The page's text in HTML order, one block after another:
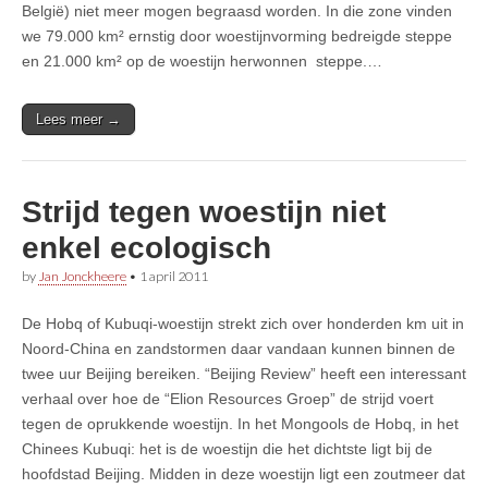
België) niet meer mogen begraasd worden. In die zone vinden
we 79.000 km² ernstig door woestijnvorming bedreigde steppe
en 21.000 km² op de woestijn herwonnen steppe.…
Lees meer →
Strijd tegen woestijn niet
enkel ecologisch
by Jan Jonckheere • 1 april 2011
De Hobq of Kubuqi-woestijn strekt zich over honderden km uit in
Noord-China en zandstormen daar vandaan kunnen binnen de
twee uur Beijing bereiken. “Beijing Review” heeft een interessant
verhaal over hoe de “Elion Resources Groep” de strijd voert
tegen de oprukkende woestijn. In het Mongools de Hobq, in het
Chinees Kubuqi: het is de woestijn die het dichtste ligt bij de
hoofdstad Beijing. Midden in deze woestijn ligt een zoutmeer dat